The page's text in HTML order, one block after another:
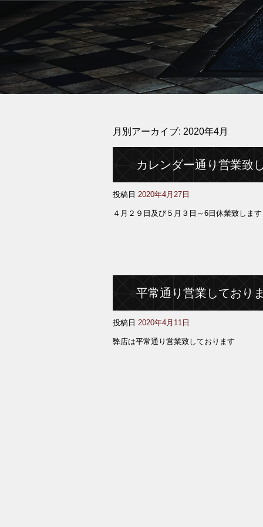
月別アーカイブ: 2020年4月
カレンダー通り営業致
投稿日 2020年4月27日
４月２９日及び５月３日～6日休業致します
平常通り営業しており
投稿日 2020年4月11日
弊店は平常通り営業致しております